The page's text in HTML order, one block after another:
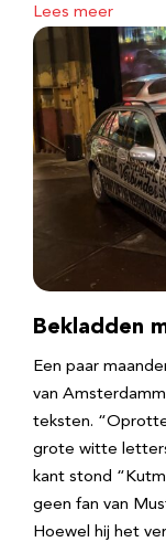
Lees meer
Bekladden
Een paar
van
teksten.
grote witte
kant stond
geen fan van
Hoewel hij het